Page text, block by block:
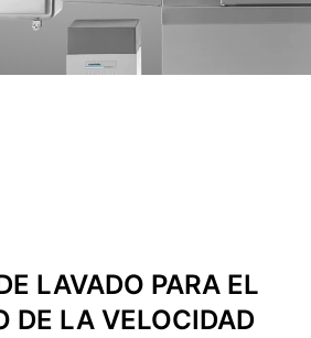
LAVADO PARA EL
DE LA VELOCIDAD